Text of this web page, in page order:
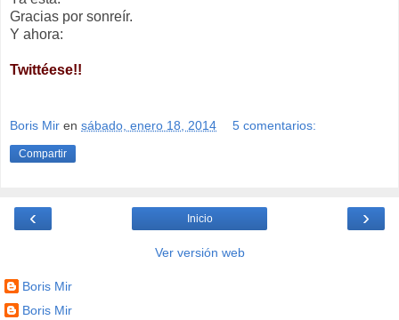
Gracias por sonreír.
Y ahora:
Twittéese!!
Boris Mir en sábado, enero 18, 2014 5 comentarios:
Compartir
‹ ›
Inicio
Ver versión web
Boris Mir
Boris Mir